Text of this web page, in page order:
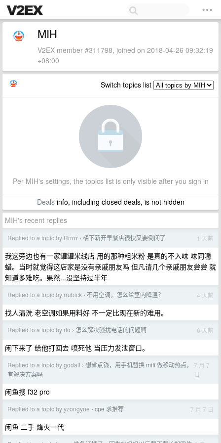
MIH
V2EX member #311798, joined on 2018-04-26 09:32:19
+08:00
Switch topics list
Per MIH's settings, the topics list is only visible after you sign in
Dealsinfo, including closed deals, is not hidden
MIH's recent replies
Replied to a topic by Rrrrrr › 楼下新开早餐店很快又要倒闭了 1 天前
我这旁边也有一家罐罐米线店 用的那种粗米粉 是真的不入味 味同嚼
蜡。当时就觉得这店家是没有亲戚朋友吗 但凡请几个亲戚朋友尝尝 就
知道多难吃。果然...没坚持过半年
Replied to a topic by rrubick › 不用空调，怎么给室内降温？ 4 天前
找人清洗 老空调如果用料好 不一定比现在新的难用。
Replied to a topic by rfo › 怎么解决骚扰电话的问题啊 6 天前
闲下来了 给他打回去 喷死他 当压力发泄窗口。
Replied to a topic by godall › 想省点钱，用手机替换 mifi 做移动热点，
有解决方案吗
7 月 7
日
闲鱼搜 f32 pro
Replied to a topic by yzongyue › cpe 求推荐 7 月 7 日
闲鱼 二手 烽火一代